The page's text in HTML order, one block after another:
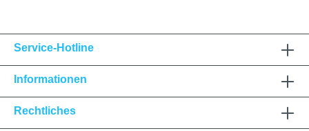
Service-Hotline
Informationen
Rechtliches